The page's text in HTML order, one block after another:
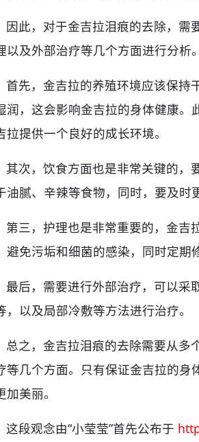
因此，对于金吉拉泪痕的去除，需
以及外部治疗等几个方面进行分析。
首先，金吉拉的养殖环境应该保持
润，这会影响金吉拉的身体健康
拉提供一个良好的成长环境。
其次，饮食方面也是非常关键的，
油腻、辛辣等食物，同时，要及时
第三，护理也是非常重要的，金吉
避免污垢和细菌的感染，同时定期
最后，需要进行外部治疗，可以采
，以及局部冷敷等方法进行治疗。
总之，金吉拉泪痕的去除需要从多
等几个方面。只有保证金吉拉的
加美丽。
这段观念由“小莹莹”首先公布于